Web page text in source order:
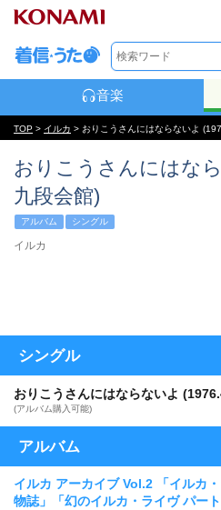
音楽
TOP > イルカ > おりこうさんにはならないよ
おりこうさんにはな
九段会館)
アルバム シングル
イルカ
シングル
おりこうさんにはならないよ
(アルバム購入可能)
アルバム
イルカ アーカイブ Vol.2 「イルカ
物誌」「幻のイルカ・ライヴ パー